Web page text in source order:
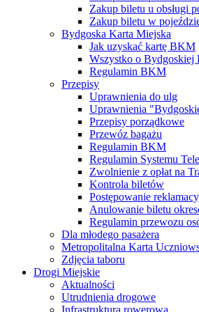
Zakup biletu u obsługi
Zakup biletu w
Bydgoska Karta Miejska
Jak uzyskać kartę BKM
Wszystko o Bydgoskiej
Regulamin BKM
Przepisy
Uprawnienia do ulg
Uprawnienia
Przepisy porządkowe
Przewóz bagażu
Regulamin BKM
Regulamin Systemu
Zwolnienie z opłat na
Kontrola biletów
Postępowanie
Anulowanie biletu
Regulamin przewozu
Dla młodego pasażera
Metropolitalna Karta
Zdjęcia taboru
Drogi Miejskie
Aktualności
Utrudnienia drogowe
Infrastruktura rowerowa